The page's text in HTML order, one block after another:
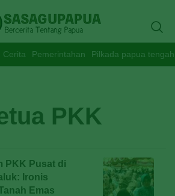
Cerita Pemerintahan Pilkada papua tengah
PKK
PKK Pusat di
Ironis
Emas